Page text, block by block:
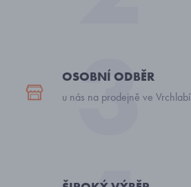
OSOBNÍ ODBĚR
u nás na prodejně ve Vrchlabí